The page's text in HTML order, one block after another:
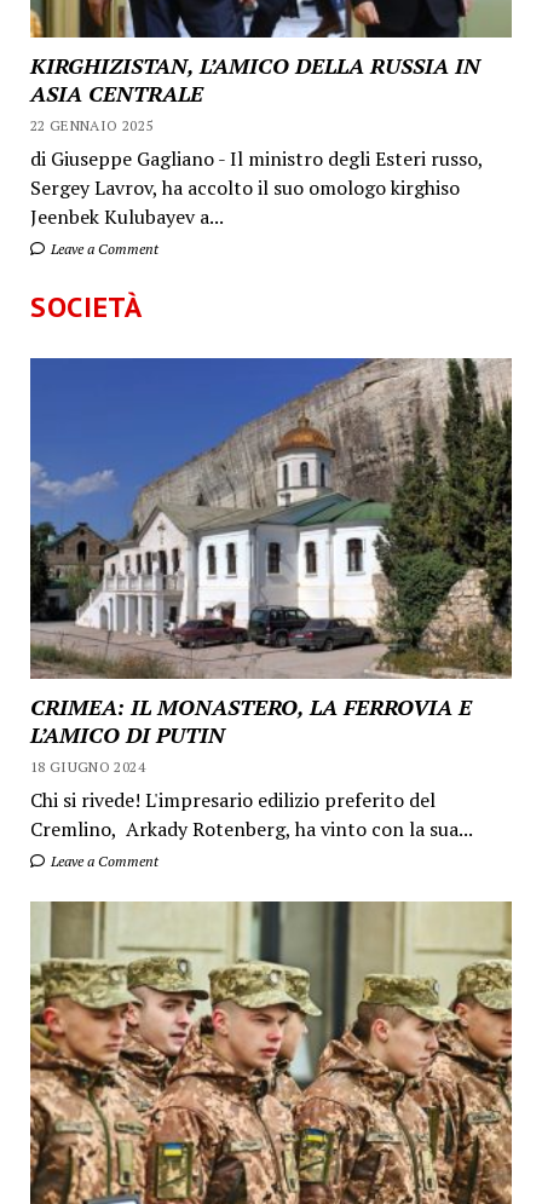
KIRGHIZISTAN, L’AMICO DELLA RUSSIA IN
ASIA CENTRALE
22 GENNAIO 2025
di Giuseppe Gagliano - Il ministro degli Esteri russo,
Sergey Lavrov, ha accolto il suo omologo kirghiso
Jeenbek Kulubayev a...
Leave a Comment
SOCIETÀ
CRIMEA: IL MONASTERO, LA FERROVIA E
L’AMICO DI PUTIN
18 GIUGNO 2024
Chi si rivede! L'impresario edilizio preferito del
Cremlino, Arkady Rotenberg, ha vinto con la sua...
Leave a Comment